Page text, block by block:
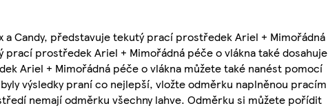
Candy, představuje tekutý prací prostředek Ariel + Mimořádná
prostředek Ariel + Mimořádná péče o vlákna také dosahuje
Ariel + Mimořádná péče o vlákna můžete také nanést pomocí
výsledky praní co nejlepší, vložte odměrku naplněnou pracím
nemají odměrku všechny lahve. Odměrku si můžete pořídit